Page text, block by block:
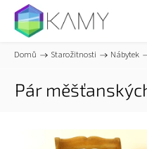
Domů / Starožitnosti / Nábytek /
Pár